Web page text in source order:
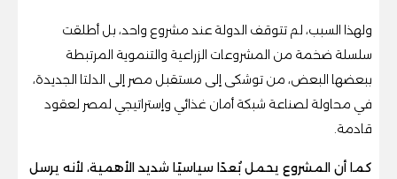
ولهذا السبب، لم تتوقف الدولة عند مشروع واحد، بل أطلقت
سلسلة ضخمة من المشروعات الزراعية والتنموية المرتبطة
ببعضها البعض، من توشكى إلى مستقبل مصر إلى الدلتا الجديدة،
في محاولة لصناعة شبكة أمان غذائي وإستراتيجي لمصر لعقود
قادمة.
كما أن المشروع يحمل بُعدًا سياسيًا شديد الأهمية، لأنه يرسل